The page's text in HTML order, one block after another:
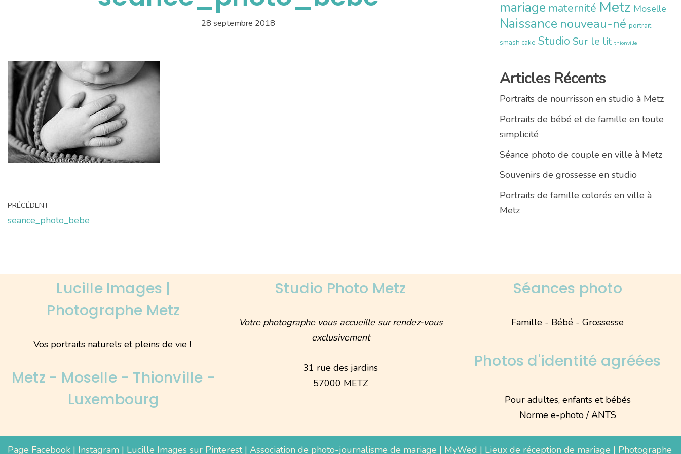
28 septembre 2018
PRÉCÉDENT
seance_photo_bebe
mariage maternité Metz Moselle
Naissance nouveau-né portrait
smash cake Studio Sur le lit thionville
Articles Récents
Portraits de nourrisson en studio à Metz
Portraits de bébé et de famille en toute
simplicité
Séance photo de couple en ville à Metz
Souvenirs de grossesse en studio
Portraits de famille colorés en ville à
Metz
Lucille Images |
Photographe Metz
Vos portraits naturels et pleins de vie !
Metz - Moselle - Thionville -
Luxembourg
Studio Photo Metz
Votre photographe vous accueille sur rendez-vous
exclusivement
31 rue des jardins
57000 METZ
Séances photo
Famille - Bébé - Grossesse
Photos d'identité agréées
Pour adultes, enfants et bébés
Norme e-photo / ANTS
Page Facebook | Instagram | Lucille Images sur Pinterest| Association de photo-journalisme de mariage | MyWed | Lieux de réception de mariage | Photographe